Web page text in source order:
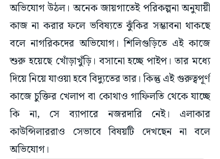
অভিযোগ উঠল। অনেক জায়গাতেই পরিকল্পনা অনুযায়ী
কাজ না করার ফলে ভবিষ্যতে ঝুঁকির সম্ভাবনা থাকছে
বলে নাগরিকদের অভিযোগ। শিলিগুড়িতে এই কাজে
শুরু হয়েছে খোঁড়াখুঁড়ি। বসানো হচ্ছে পাইপ। তার মধ্যে
দিয়ে নিয়ে যাওয়া হবে বিদ্যুতের তার। কিন্তু এই গুরুত্বপূর্ণ
কাজে চুক্তির খেলাপ বা কোথাও গাফিলতি থেকে যাচ্ছে
কি না, সে ব্যাপারে নজরদারি নেই। এলাকার
কাউন্সিলাররাও সেভাবে বিষয়টি দেখছেন না বলে
অভিযোগ।